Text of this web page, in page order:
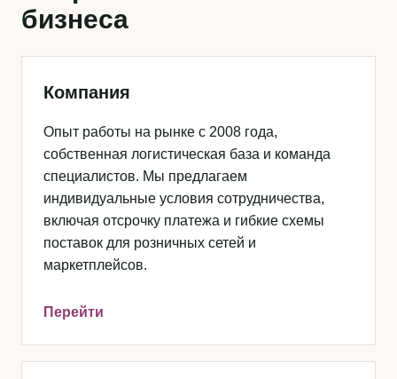
бизнеса
Компания
Опыт работы на рынке с 2008 года,
собственная логистическая база и команда
специалистов. Мы предлагаем
индивидуальные условия сотрудничества,
включая отсрочку платежа и гибкие схемы
поставок для розничных сетей и
маркетплейсов.
Перейти